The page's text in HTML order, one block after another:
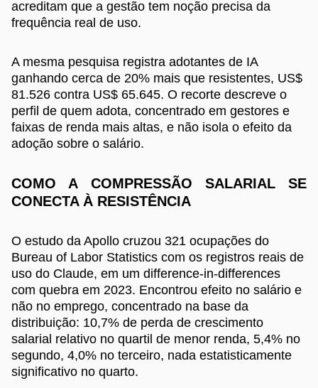
acreditam que a gestão tem noção precisa da
frequência real de uso.
A mesma pesquisa registra adotantes de IA
ganhando cerca de 20% mais que resistentes, US$
81.526 contra US$ 65.645. O recorte descreve o
perfil de quem adota, concentrado em gestores e
faixas de renda mais altas, e não isola o efeito da
adoção sobre o salário.
COMO A COMPRESSÃO SALARIAL SE
CONECTA À RESISTÊNCIA
O estudo da Apollo cruzou 321 ocupações do
Bureau of Labor Statistics com os registros reais de
uso do Claude, em um difference-in-differences
com quebra em 2023. Encontrou efeito no salário e
não no emprego, concentrado na base da
distribuição: 10,7% de perda de crescimento
salarial relativo no quartil de menor renda, 5,4% no
segundo, 4,0% no terceiro, nada estatisticamente
significativo no quarto.